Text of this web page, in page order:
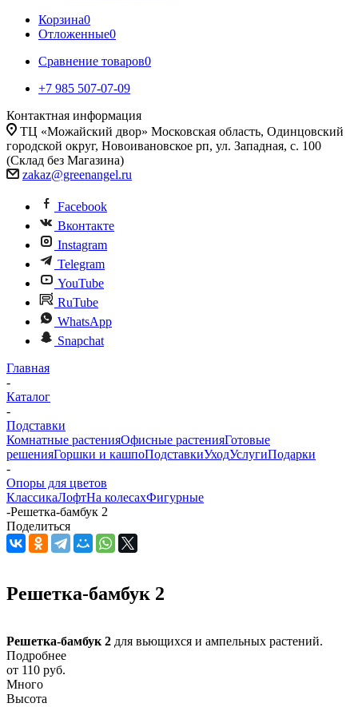
Корзина0
Отложенные0
Сравнение товаров0
+7 985 507-07-09
Контактная информация
ТЦ «Можайский двор» Московская область, Одинцовский
городской округ, Новоивановское рп, ул. Западная, с. 100
(Склад без Магазина)
zakaz@greenangel.ru
Facebook
Вконтакте
Instagram
Telegram
YouTube
RuTube
WhatsApp
Snapchat
Главная
-
Каталог
-
Подставки
Комнатные растенияОфисные растенияГотовые
решенияГоршки и кашпоПодставкиУходУслугиПодарки
-
Опоры для цветов
КлассикаЛофтНа колесахФигурные
-Решетка-бамбук 2
Поделиться
Решетка-бамбук 2
Решетка-бамбук 2 для вьющихся и ампельных растений.
Подробнее
от 110 руб.
Много
Высота